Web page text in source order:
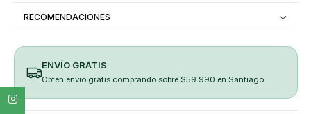
RECOMENDACIONES
ENVÍO GRATIS
Obten envio gratis comprando sobre $59.990 en Santiago